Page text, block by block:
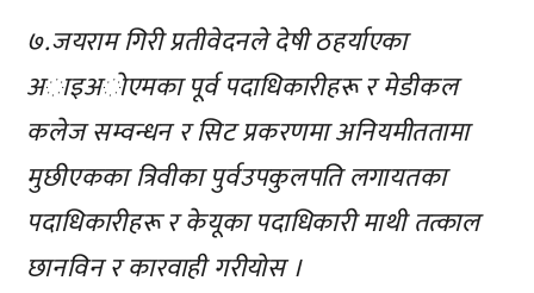
७.जयराम गिरी प्रतीवेदनले देषी ठहर्याएका
अाइअाेएमका पूर्व पदाधिकारीहरू र मेडीकल
कलेज सम्वन्धन र सिट प्रकरणमा अनियमीततामा
मुछीएकका त्रिवीका पुर्वउपकुलपति लगायतका
पदाधिकारीहरू र केयूका पदाधिकारी माथी तत्काल
छानविन र कारवाही गरीयाेस ।